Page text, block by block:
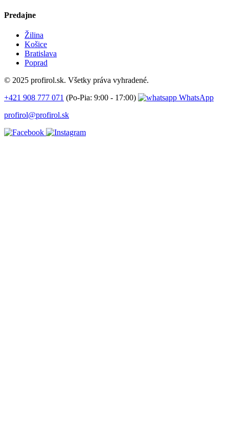
Predajne
Žilina
Košice
Bratislava
Poprad
© 2025 profirol.sk. Všetky práva vyhradené.
+421 908 777 071 (Po-Pia: 9:00 - 17:00)
WhatsApp
profirol@profirol.sk